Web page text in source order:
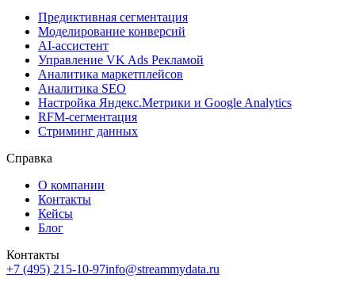
Предиктивная сегментация
Моделирование конверсий
AI-ассистент
Управление VK Ads Рекламой
Аналитика маркетплейсов
Аналитика SEO
Настройка Яндекс.Метрики и Google Analytics
RFM-сегментация
Cтриминг данных
Справка
О компании
Контакты
Кейсы
Блог
Контакты
+7 (495) 215-10-97info@streammydata.ru